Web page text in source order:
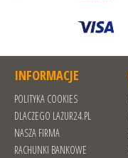
INFORMACJE
POLITYKA COOKIES
DLACZEGO LAZUR24.PL
NASZA FIRMA
RACHUNKI BANKOWE